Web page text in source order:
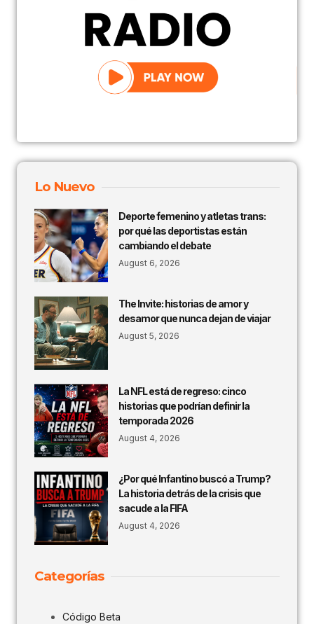
Lo Nuevo
Deporte femenino y atletas trans:
por qué las deportistas están
cambiando el debate
August 6, 2026
The Invite: historias de amor y
desamor que nunca dejan de viajar
August 5, 2026
La NFL está de regreso: cinco
historias que podrían definir la
temporada 2026
August 4, 2026
¿Por qué Infantino buscó a Trump?
La historia detrás de la crisis que
sacude a la FIFA
August 4, 2026
Categorías
Código Beta